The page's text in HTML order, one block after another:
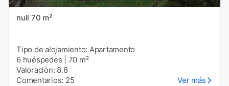
null 70 m²
Tipo de alojamiento: Apartamento
6 huéspedes
70 m²
Valoración: 8.8
Comentarios: 25
Ver más